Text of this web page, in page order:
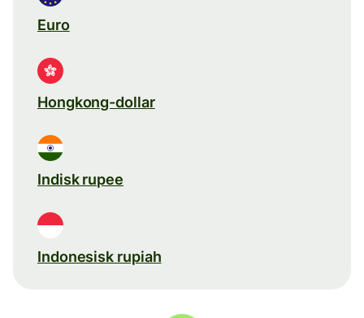
Euro
Hongkong-dollar
Indisk rupee
Indonesisk rupiah